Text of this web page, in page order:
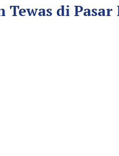
di Pasar